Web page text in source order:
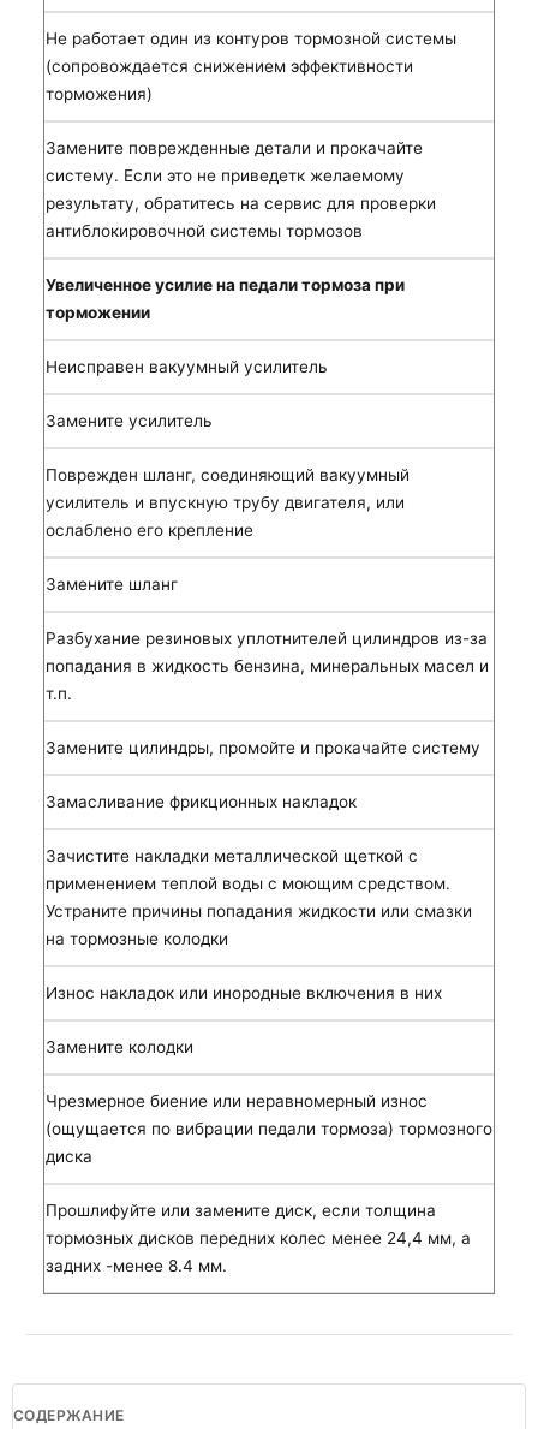
Не работает один из контуров тормозной системы
(сопровождается снижением эффективности
торможения)
Замените поврежденные детали и прокачайте
систему. Если это не приведетк желаемому
результату, обратитесь на сервис для проверки
антиблокировочной системы тормозов
Увеличенное усилие на педали тормоза при
торможении
Неисправен вакуумный усилитель
Замените усилитель
Поврежден шланг, соединяющий вакуумный
усилитель и впускную трубу двигателя, или
ослаблено его крепление
Замените шланг
Разбухание резиновых уплотнителей цилиндров из-за
попадания в жидкость бензина, минеральных масел и
т.п.
Замените цилиндры, промойте и прокачайте систему
Замасливание фрикционных накладок
Зачистите накладки металлической щеткой с
применением теплой воды с моющим средством.
Устраните причины попадания жидкости или смазки
на тормозные колодки
Износ накладок или инородные включения в них
Замените колодки
Чрезмерное биение или неравномерный износ
(ощущается по вибрации педали тормоза) тормозного
диска
Прошлифуйте или замените диск, если толщина
тормозных дисков передних колес менее 24,4 мм, а
задних -менее 8.4 мм.
СОДЕРЖАНИЕ